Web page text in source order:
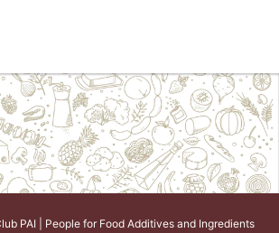
PAI | People for Food Additives and Ingredients